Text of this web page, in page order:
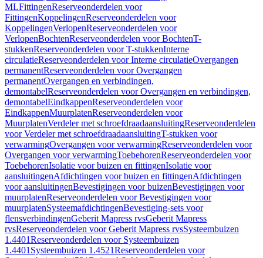
MLFittingenReserveonderdelen voor
FittingenKoppelingenReserveonderdelen voor
KoppelingenVerlopenReserveonderdelen voor
VerlopenBochtenReserveonderdelen voor BochtenT-
stukkenReserveonderdelen voor T-stukkenInterne
circulatieReserveonderdelen voor Interne circulatieOvergangen
permanentReserveonderdelen voor Overgangen
permanentOvergangen en verbindingen,
demontabelReserveonderdelen voor Overgangen en verbindingen,
demontabelEindkappenReserveonderdelen voor
EindkappenMuurplatenReserveonderdelen voor
MuurplatenVerdeler met schroefdraadaansluitingReserveonderdelen
voor Verdeler met schroefdraadaansluitingT-stukken voor
verwarmingOvergangen voor verwarmingReserveonderdelen voor
Overgangen voor verwarmingToebehorenReserveonderdelen voor
ToebehorenIsolatie voor buizen en fittingenIsolatie voor
aansluitingenAfdichtingen voor buizen en fittingenAfdichtingen
voor aansluitingenBevestigingen voor buizenBevestigingen voor
muurplatenReserveonderdelen voor Bevestigingen voor
muurplatenSysteemafdichtingenBevestiging-sets voor
flensverbindingenGeberit Mapress rvsGeberit Mapress
rvsReserveonderdelen voor Geberit Mapress rvsSysteembuizen
1.4401Reserveonderdelen voor Systeembuizen
1.4401 Systeembuizen 1.4521Reserveonderdelen voor